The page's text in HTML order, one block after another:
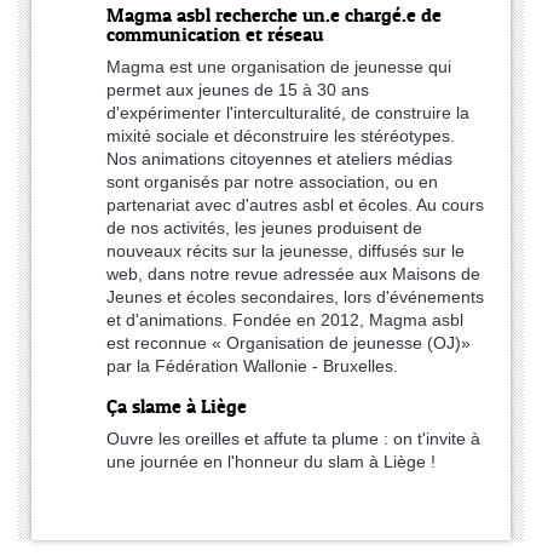
Magma asbl recherche un.e chargé.e de
communication et réseau
Magma est une organisation de jeunesse qui
permet aux jeunes de 15 à 30 ans
d'expérimenter l'interculturalité, de construire la
mixité sociale et déconstruire les stéréotypes.
Nos animations citoyennes et ateliers médias
sont organisés par notre association, ou en
partenariat avec d'autres asbl et écoles. Au cours
de nos activités, les jeunes produisent de
nouveaux récits sur la jeunesse, diffusés sur le
web, dans notre revue adressée aux Maisons de
Jeunes et écoles secondaires, lors d'événements
et d'animations. Fondée en 2012, Magma asbl
est reconnue « Organisation de jeunesse (OJ)»
par la Fédération Wallonie - Bruxelles.
Ça slame à Liège
Ouvre les oreilles et affute ta plume : on t'invite à
une journée en l'honneur du slam à Liège !